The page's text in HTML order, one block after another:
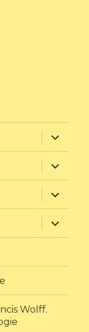
ouvrir
le
sous-
menu
ouvrir
le
sous-
menu
ouvrir
le
sous-
menu
ouvrir
le
sous-
Wolff.